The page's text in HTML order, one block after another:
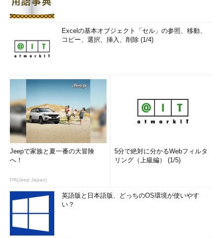
Excelの基本オブジェクト「セル」の参照、移動、
コピー、選択、挿入、削除 (1/4)
Jeepで家族と夏一番の大冒険
へ！
PR(Jeep Japan)
5分で絶対に分かるWebフィルタ
リング（上級編） (1/5)
英語版と日本語版、どっちのOS環境が使いやす
い？